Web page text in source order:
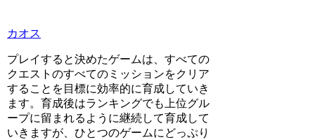
カオス
プレイすると決めたゲームは、すべての
クエストのすべてのミッションをクリア
することを目標に効率的に育成していき
ます。育成後はランキングでも上位グル
ープに留まれるように継続して育成して
いきますが、ひとつのゲームにどっぷり